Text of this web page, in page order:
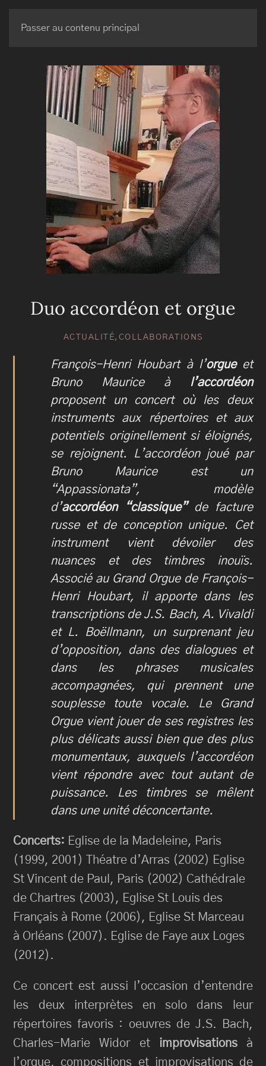
Passer au contenu principal
BRUNO MAURICE
Duo accordéon et orgue
ACTUALITÉ, COLLABORATIONS
François-Henri Houbart à l’orgueet
Bruno Maurice à
l’accordéon
proposent un concert où les deux
instruments aux répertoires et aux
potentiels originellement si éloignés,
se rejoignent. L’accordéon joué par
Bruno Maurice est un
“Appassionata”, modèle
d’accordéon “classique”de facture
russe et de conception unique. Cet
instrument vient dévoiler des
nuances et des timbres inouïs.
Associé au Grand Orgue de François-
Henri Houbart, il apporte dans les
transcriptions de J.S. Bach, A. Vivaldi
et L. Boëllmann, un surprenant jeu
d’opposition, dans des dialogues et
dans les phrases musicales
accompagnées, qui prennent une
souplesse toute vocale. Le Grand
Orgue vient jouer de ses registres les
plus délicats aussi bien que des plus
monumentaux, auxquels l’accordéon
vient répondre avec tout autant de
puissance. Les timbres se mêlent
dans une unité déconcertante.
Concerts: Eglise de la Madeleine, Paris
(1999, 2001) Théatre d’Arras (2002) Eglise
St Vincent de Paul, Paris (2002) Cathédrale
de Chartres (2003), Eglise St Louis des
Français à Rome (2006), Eglise St Marceau
à Orléans (2007). Eglise de Faye aux Loges
(2012).
Ce concert est aussi l’occasion d’entendre
les deux interprètes en solo dans leur
répertoires favoris : oeuvres de J.S. Bach,
Charles-Marie Widor et improvisationsà
l’orgue, compositions et improvisations de